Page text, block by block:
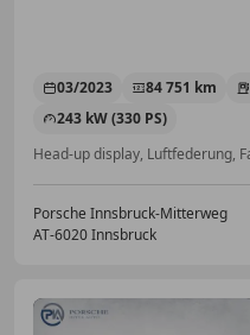
03/2023 84 751 km
243 kW (330 PS)
Porsche Innsbruck-Mitterweg
AT-6020 Innsbruck